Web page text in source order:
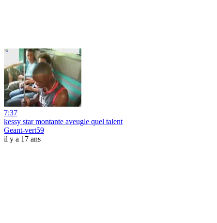
7:37
kessy star montante aveugle quel talent
Geant-vert59
il y a 17 ans